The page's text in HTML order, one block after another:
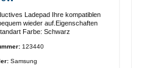
Ladepad Ihre kompatiblen
wieder auf.Eigenschaften
1A QI-Standart Farbe: Schwarz
123440
Samsung